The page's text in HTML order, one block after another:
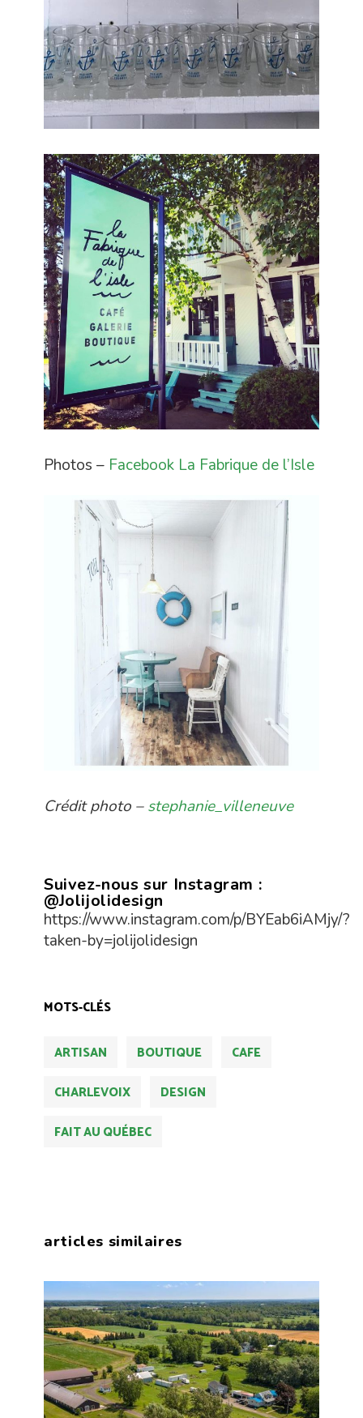
Photos – Facebook La Fabrique de l’Isle
Crédit photo –stephanie_villeneuve
Suivez-nous sur Instagram :
@Jolijolidesign
https://www.instagram.com/p/BYEab6iAMjy/?
taken-by=jolijolidesign
MOTS-CLÉS
ARTISAN BOUTIQUE
CAFE
CHARLEVOIX
DESIGN
FAIT AU QUÉBEC
articles similaires